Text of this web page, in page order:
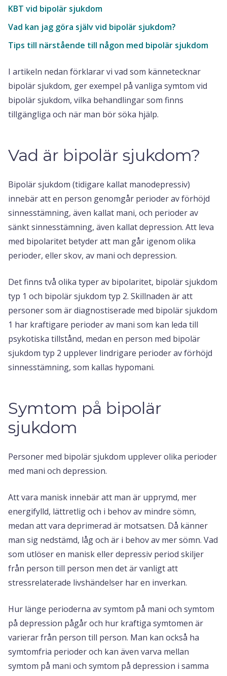
I artikeln nedan förklarar vi vad som kännetecknar
bipolär sjukdom, ger exempel på vanliga symtom vid
bipolär sjukdom, vilka behandlingar som finns
tillgängliga och när man bör söka hjälp.
Vad är bipolär sjukdom?
Bipolär sjukdom (tidigare kallat manodepressiv)
innebär att en person genomgår perioder av förhöjd
sinnesstämning, även kallat mani, och perioder av
sänkt sinnesstämning, även kallat depression. Att leva
med bipolaritet betyder att man går igenom olika
perioder, eller skov, av mani och depression.
Det finns två olika typer av bipolaritet, bipolär sjukdom
typ 1 och bipolär sjukdom typ 2. Skillnaden är att
personer som är diagnostiserade med bipolär sjukdom
1 har kraftigare perioder av mani som kan leda till
psykotiska tillstånd, medan en person med bipolär
sjukdom typ 2 upplever lindrigare perioder av förhöjd
sinnesstämning, som kallas hypomani.
Symtom på bipolär
sjukdom
Personer med bipolär sjukdom upplever olika perioder
med mani och depression.
Att vara manisk innebär att man är upprymd, mer
energifylld, lättretlig och i behov av mindre sömn,
medan att vara deprimerad är motsatsen. Då känner
man sig nedstämd, låg och är i behov av mer sömn. Vad
som utlöser en manisk eller depressiv period skiljer
från person till person men det är vanligt att
stressrelaterade livshändelser har en inverkan.
Hur länge perioderna av symtom på mani och symtom
på depression pågår och hur kraftiga symtomen är
varierar från person till person. Man kan också ha
symtomfria perioder och kan även varva mellan
symtom på mani och symtom på depression i samma
KBT vid bipolär sjukdom
Vad kan jag göra själv vid bipolär sjukdom?
Tips till närstående till någon med bipolär sjukdom